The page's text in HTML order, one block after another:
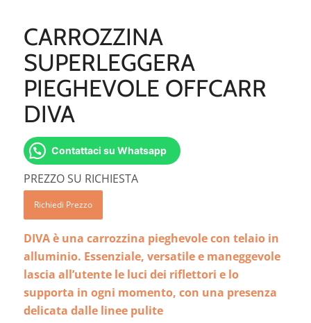
CARROZZINA
SUPERLEGGERA
PIEGHEVOLE OFFCARR
DIVA
Contattaci su Whatsapp
PREZZO SU RICHIESTA
Richiedi Prezzo
DIVA è una carrozzina pieghevole con telaio in
alluminio. Essenziale, versatile e maneggevole
lascia all’utente le luci dei riflettori e lo
supporta in ogni momento, con una presenza
delicata dalle linee pulite